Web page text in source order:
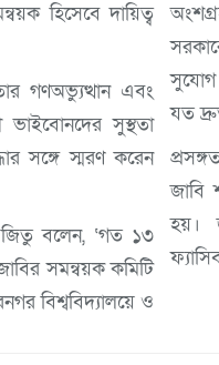
হিসেবে দায়িত্ব
গণঅভ্যুত্থান এবং
সুস্থতা
সঙ্গে স্মরণ করেন
জিতু বলেন, ‘গত ১৩
সমন্বয়ক কমিটি
বিশ্ববিদ্যালয়ে ও
সুযোগ
যত
জাবি
হয়।